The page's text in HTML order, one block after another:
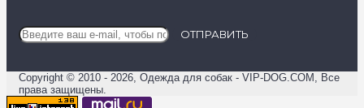
ОТПРАВИТЬ
Copyright © 2010 - 2026, Одежда для собак - VIP-DOG.COM, Все
права защищены.